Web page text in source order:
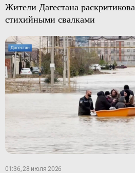
Жители Дагестана
стихийными свалками
01:36, 28 июля 2026